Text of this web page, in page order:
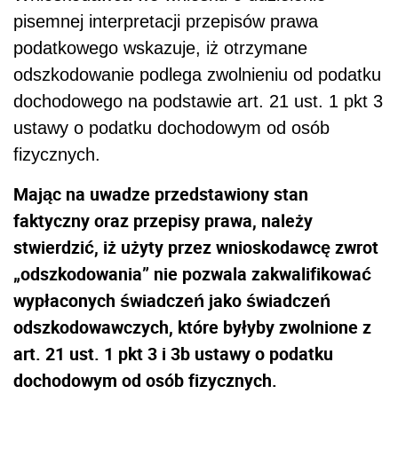
pisemnej interpretacji przepisów prawa
podatkowego wskazuje, iż otrzymane
odszkodowanie podlega zwolnieniu od podatku
dochodowego na podstawie art. 21 ust. 1 pkt 3
ustawy o podatku dochodowym od osób
fizycznych.
Mając na uwadze przedstawiony stan
faktyczny oraz przepisy prawa, należy
stwierdzić, iż użyty przez wnioskodawcę zwrot
„odszkodowania” nie pozwala zakwalifikować
wypłaconych świadczeń jako świadczeń
odszkodowawczych, które byłyby zwolnione z
art. 21 ust. 1 pkt 3 i 3b ustawy o podatku
dochodowym od osób fizycznych.